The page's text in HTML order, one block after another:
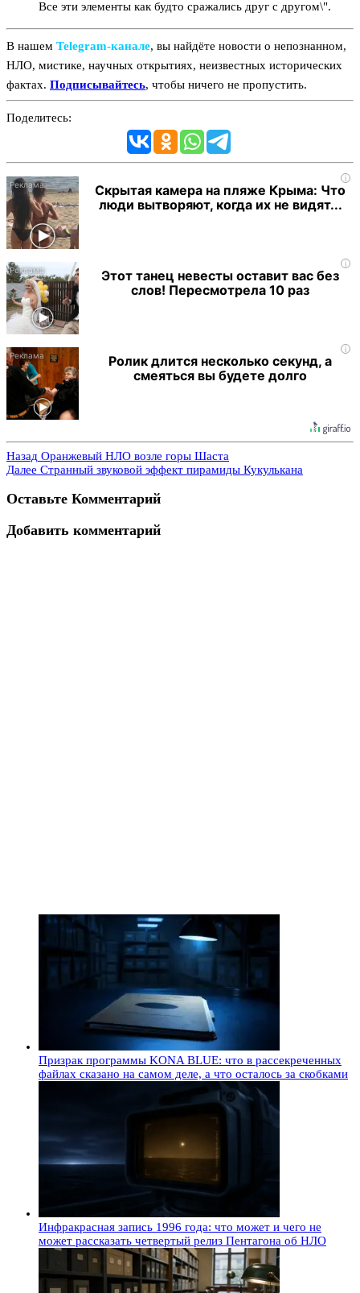
Все эти элементы как будто сражались друг с другом\".
В нашем Telegram‑канале, вы найдёте новости о непознанном,
НЛО, мистике, научных открытиях, неизвестных исторических
фактах. Подписывайтесь, чтобы ничего не пропустить.
Поделитесь:
i
Скрытая камера на пляже Крыма: Что
люди вытворяют, когда их не видят...
i
Этот танец невесты оставит вас без
слов! Пересмотрела 10 раз
i
Ролик длится несколько секунд, а
смеяться вы будете долго
Назад Оранжевый НЛО возле горы Шаста
Далее Странный звуковой эффект пирамиды Кукулькана
Оставьте Комментарий
Добавить комментарий
Призрак программы KONA BLUE: что в рассекреченных
файлах сказано на самом деле, а что осталось за скобками
Инфракрасная запись 1996 года: что может и чего не
может рассказать четвертый релиз Пентагона об НЛО